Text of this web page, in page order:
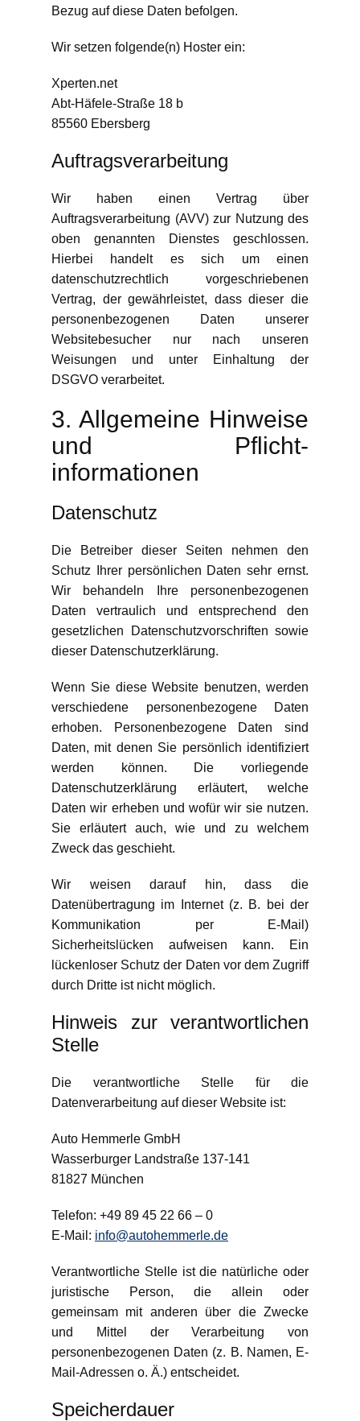
Bezug auf diese Daten befolgen.
Wir setzen folgende(n) Hoster ein:
Xperten.net
Abt-Häfele-Straße 18 b
85560 Ebersberg
Auftragsverarbeitung
Wir haben einen Vertrag über
Auftragsverarbeitung (AVV) zur Nutzung des
oben genannten Dienstes geschlossen.
Hierbei handelt es sich um einen
datenschutzrechtlich vorgeschriebenen
Vertrag, der gewährleistet, dass dieser die
personenbezogenen Daten unserer
Websitebesucher nur nach unseren
Weisungen und unter Einhaltung der
DSGVO verarbeitet.
3. Allgemeine Hinweise
und Pflicht­
informationen
Datenschutz
Die Betreiber dieser Seiten nehmen den
Schutz Ihrer persönlichen Daten sehr ernst.
Wir behandeln Ihre personenbezogenen
Daten vertraulich und entsprechend den
gesetzlichen Datenschutzvorschriften sowie
dieser Datenschutzerklärung.
Wenn Sie diese Website benutzen, werden
verschiedene personenbezogene Daten
erhoben. Personenbezogene Daten sind
Daten, mit denen Sie persönlich identifiziert
werden können. Die vorliegende
Datenschutzerklärung erläutert, welche
Daten wir erheben und wofür wir sie nutzen.
Sie erläutert auch, wie und zu welchem
Zweck das geschieht.
Wir weisen darauf hin, dass die
Datenübertragung im Internet (z. B. bei der
Kommunikation per E-Mail)
Sicherheitslücken aufweisen kann. Ein
lückenloser Schutz der Daten vor dem Zugriff
durch Dritte ist nicht möglich.
Hinweis zur verantwortlichen
Stelle
Die verantwortliche Stelle für die
Datenverarbeitung auf dieser Website ist:
Auto Hemmerle GmbH
Wasserburger Landstraße 137-141
81827 München
Telefon: +49 89 45 22 66 – 0
E-Mail: info@autohemmerle.de
Verantwortliche Stelle ist die natürliche oder
juristische Person, die allein oder
gemeinsam mit anderen über die Zwecke
und Mittel der Verarbeitung von
personenbezogenen Daten (z. B. Namen, E-
Mail-Adressen o. Ä.) entscheidet.
Speicherdauer